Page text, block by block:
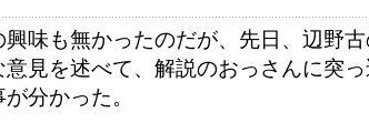
味も無かったのだが、先日、辺野
見を述べて、解説のおっさんに突
分かった。